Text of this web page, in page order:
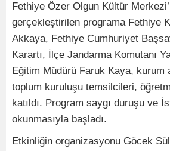
Fethiye Özer Olgun Kültür
gerçekleştirilen programa Fethiye
Akkaya, Fethiye Cumhuriyet
Karartı, İlçe Jandarma Komutanı
Eğitim Müdürü Faruk Kaya, kurum
toplum kuruluşu temsilcileri,
katıldı. Program saygı duruşu ve
okunmasıyla başladı.
Etkinliğin organizasyonu Göcek